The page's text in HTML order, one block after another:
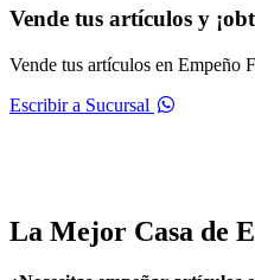
Vende tus artículos y
Vende tus artículos en Empeño
Escribir a Sucursal
La Mejor Casa de